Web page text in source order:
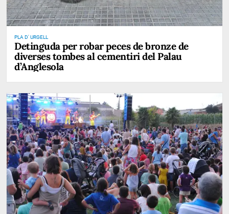
PLA D' URGELL
Detinguda per robar peces de bronze de
diverses tombes al cementiri del Palau
d’Anglesola